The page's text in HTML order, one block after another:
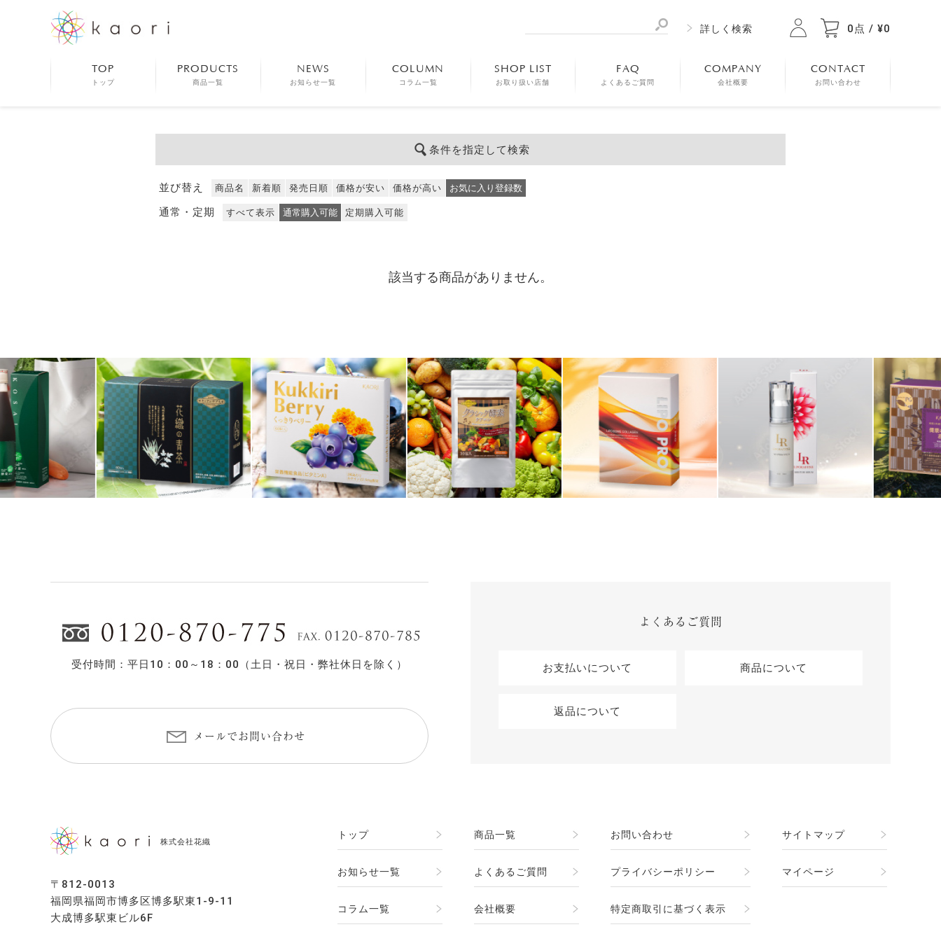
詳しく検索 0点 / ¥0
TOP
トップ
PRODUCTS
商品一覧
NEWS
お知らせ一覧
COLUMN
コラム一覧
SHOP LIST
お取り扱い店舗
FAQ
よくあるご質問
COMPANY
会社概要
CONTACT
お問い合わせ
条件を指定して検索
並び替え 商品名 新着順 発売日順 価格が安い 価格が高い お気に入り登録数
通常・定期 すべて表示 通常購入可能 定期購入可能
該当する商品がありません。
受付時間：平日10：00～18：00 （土日・祝日・弊社休日を除く）
メールでお問い合わせ
よくあるご質問
お支払いについて 商品について
返品について
株式会社花織
〒812-0013
福岡県福岡市博多区博多駅東1-9-11
大成博多駅東ビル6F
トップ 商品一覧 お問い合わせ サイトマップ
お知らせ一覧 よくあるご質問 プライバシーポリシー マイページ
コラム一覧 会社概要 特定商取引に基づく表示